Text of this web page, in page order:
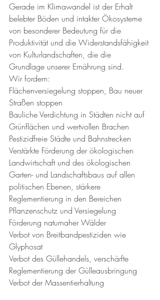
Gerade im Klimawandel ist der Erhalt
belebter Böden und intakter Ökosysteme
von besonderer Bedeutung für die
Produktivität und die Widerstandsfähigkeit
von Kulturlandschaften, die die
Grundlage unserer Ernährung sind.
Wir fordern:
Flächenversiegelung stoppen, Bau neuer
Straßen stoppen
Bauliche Verdichtung in Städten nicht auf
Grünflächen und wertvollen Brachen
Pestizidfreie Städte und Bahnstrecken
Verstärkte Förderung der ökologischen
Landwirtschaft und des ökologischen
Garten- und Landschaftsbaus auf allen
politischen Ebenen, stärkere
Reglementierung in den Bereichen
Pflanzenschutz und Versiegelung
Förderung naturnaher Wälder
Verbot von Breitbandpestiziden wie
Glyphosat
Verbot des Güllehandels, verschärfte
Reglementierung der Gülleausbringung
Verbot der Massentierhaltung